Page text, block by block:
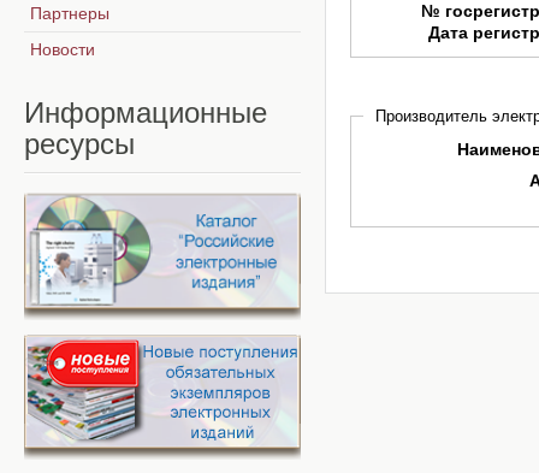
№
Дата
Производитель
Партнеры
Новости
Информационные
ресурсы